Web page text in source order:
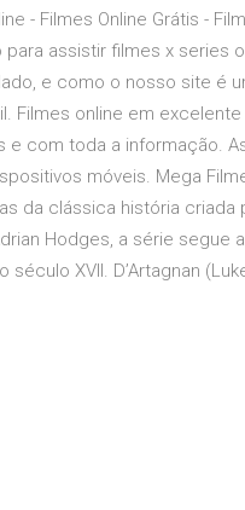
- Filmes Online Grátis -
assistir filmes x series
e como o nosso site é
online em excelente
e com toda a informação.
móveis. Mega
da clássica história
Hodges, a série segue
XVII. D’Artagnan